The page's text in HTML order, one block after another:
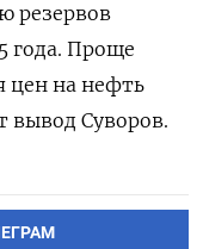
резервов
года. Проще
цен на нефть
вывод Суворов.